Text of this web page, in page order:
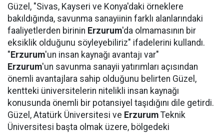
Güzel, "Sivas, Kayseri ve Konya'daki örneklere
bakıldığında, savunma sanayiinin farklı alanlarındaki
faaliyetlerden birinin Erzurum'da olmamasının bir
eksiklik olduğunu söyleyebiliriz" ifadelerini kullandı.
" Erzurum'un insan kaynağı avantajı var"
Erzurum'un savunma sanayii yatırımları açısından
önemli avantajlara sahip olduğunu belirten Güzel,
kentteki üniversitelerin nitelikli insan kaynağı
konusunda önemli bir potansiyel taşıdığını dile getirdi.
Güzel, Atatürk Üniversitesi ve Erzurum Teknik
Üniversitesi başta olmak üzere, bölgedeki